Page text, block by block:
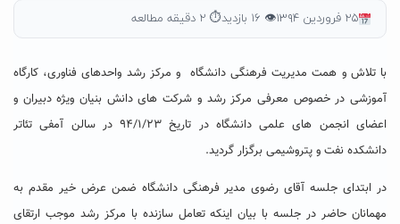
۲۵ فروردین ۱۳۹۴ 👁 ۱۶ بازدید ⏱ ۲ دقیقه مطالعه
با تلاش و همت مدیریت فرهنگی دانشگاه و مرکز رشد واحدهای فناوری، کارگاه
آموزشی در خصوص معرفی مرکز رشد و شرکت های دانش بنیان ویژه دبیران و
اعضای انجمن های علمی دانشگاه در تاریخ ۹۴/۱/۲۳ در سالن آمفی تئاتر
دانشکده نفت و پتروشیمی برگزار گردید.
در ابتدای جلسه آقای رضوی مدیر فرهنگی دانشگاه ضمن عرض خیر مقدم به
مهمانان حاضر در جلسه با بیان اینکه تعامل سازنده با مرکز رشد موجب ارتقای